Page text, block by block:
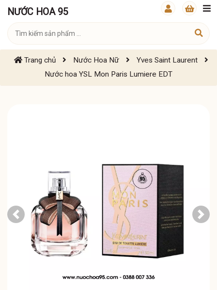
NƯỚC HOA 95
Trang chủ Nước Hoa Nữ
Yves Saint Laurent
Nước hoa YSL Mon Paris Lumiere EDT
Previous Next